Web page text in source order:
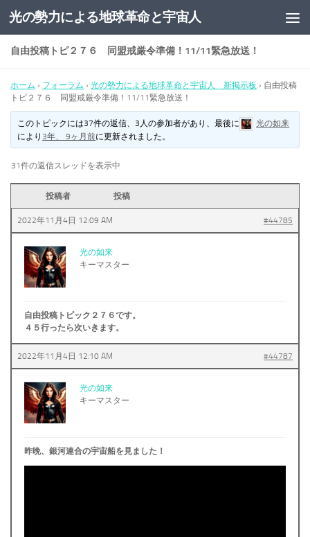
コンテンツへスキップ
光の勢力による地球革命と宇宙人
自由投稿トピ２７６ 同盟戒厳令準備！11/11緊急放送！
ホーム › フォーラム › 光の勢力による地球革命と宇宙人 新掲示板 › 自由投稿
トピ２７６ 同盟戒厳令準備！11/11緊急放送！
このトピックには37件の返信、3人の参加者があり、最後に
光の如来
により 3年、 9ヶ月前に更新されました。
31件の返信スレッドを表示中
投稿者 投稿
2022年11月4日 12:09 AM #44785
光の如来
キーマスター
自由投稿トピック２７６です。
４５行ったら次いきます。
2022年11月4日 12:10 AM #44787
光の如来
キーマスター
昨晩、銀河連合の宇宙船を見ました！